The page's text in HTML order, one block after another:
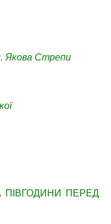
Якова Стрепи
ПЕРЕД